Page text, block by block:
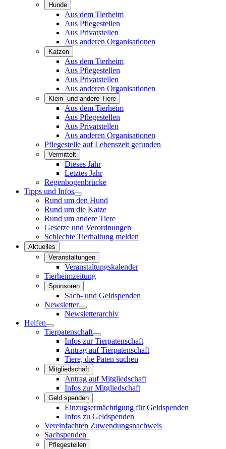
Hunde
Aus dem Tierheim
Aus Pflegestellen
Aus Privatstellen
Aus anderen Organisationen
Katzen
Aus dem Tierheim
Aus Pflegestellen
Aus Privatstellen
Aus anderen Organisationen
Klein- und andere Tiere
Aus dem Tierheim
Aus Pflegestellen
Aus Privatstellen
Aus anderen Organisationen
Pflegestelle auf Lebenszeit gefunden
Vermittelt
Dieses Jahr
Letztes Jahr
Regenbogenbrücke
Tipps und Infos
Rund um den Hund
Rund um die Katze
Rund um andere Tiere
Gesetze und Verordnungen
Schlechte Tierhaltung melden
Aktuelles
Veranstaltungen
Veranstaltungskalender
Tierheimzeitung
Sponsoren
Sach- und Geldspenden
Newsletter
Newsletterarchiv
Helfen
Tierpatenschaft
Infos zur Tierpatenschaft
Antrag auf Tierpatenschaft
Tiere, die Paten suchen
Mitgliedschaft
Antrag auf Mitgliedschaft
Infos zur Mitgliedschaft
Geld spenden
Einzugsermächtigung für Geldspenden
Infos zu Geldspenden
Vereinfachten Zuwendungsnachweis
Sachspenden
Pflegestellen